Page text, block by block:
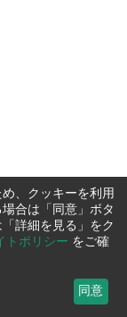
、クッキーを利用
合は「同意」ボタ
詳細を見る」をク
トポリシー をご確
同意